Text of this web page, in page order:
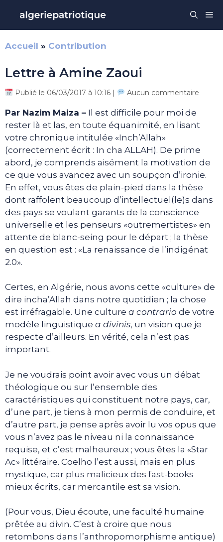
contenu
Accueil » Contribution
Lettre à Amine Zaoui
Publié le 06/03/2017 à 10:16 | Aucun commentaire
Par Nazim Maiza – Il est difficile pour moi de
rester là et las, en toute équanimité, en lisant
votre chronique intitulée «Inch’Allah»
(correctement écrit : In cha ALLAH). De prime
abord, je comprends aisément la motivation de
ce que vous avancez avec un soupçon d’ironie.
En effet, vous êtes de plain-pied dans la thèse
dont raffolent beaucoup d’intellectuel(le)s dans
des pays se voulant garants de la conscience
universelle et les penseurs «outremertistes» en
attente de blanc-seing pour le départ ; la thèse
en question est : «La renaissance de l’indigénat
2.0».
Certes, en Algérie, nous avons cette «culture» de
dire incha’Allah dans notre quotidien ; la chose
est irréfragable. Une culture a contrario de votre
modèle linguistique a divinis, un vision que je
respecte d’ailleurs. En vérité, cela n’est pas
important.
Je ne voudrais point avoir avec vous un débat
théologique ou sur l’ensemble des
caractéristiques qui constituent notre pays, car,
d’une part, je tiens à mon permis de conduire, et
d’autre part, je pense après avoir lu vos opus que
vous n’avez pas le niveau ni la connaissance
requise, et c’est malheureux ; vous êtes la «Star
Ac» littéraire. Coelho l’est aussi, mais en plus
mystique, car plus malicieux des fast-books
mieux écrits, car mercantile est sa vision.
(Pour vous, Dieu écoute, une faculté humaine
prêtée au divin. C’est à croire que nous
retombons dans l’anthropomorphisme antique)